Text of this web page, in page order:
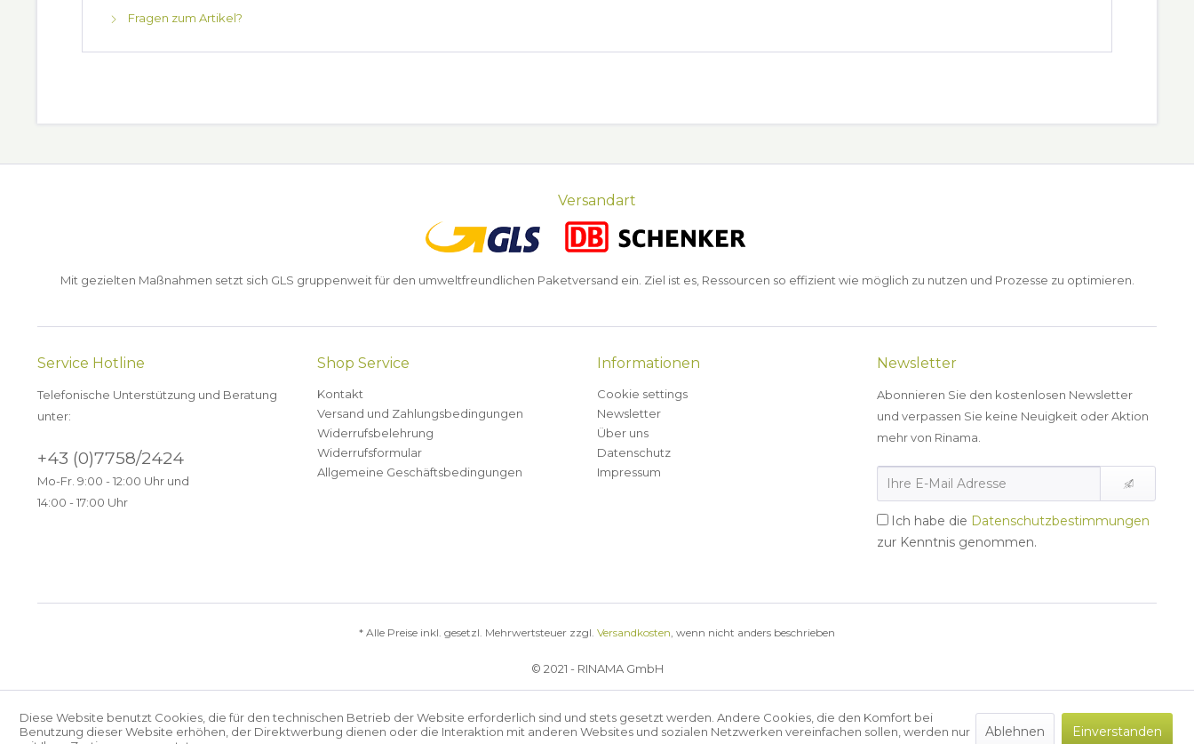
Fragen zum Artikel?
Versandart
Mit gezielten Maßnahmen setzt sich GLS gruppenweit für den umweltfreundlichen Paketversand ein. Ziel ist es, Ressourcen so effizient wie möglich zu nutzen und Prozesse zu optimieren.
Service Hotline
Telefonische Unterstützung und Beratung
unter:
+43 (0)7758/2424
Mo-Fr. 9:00 - 12:00 Uhr und
14:00 - 17:00 Uhr
Shop Service
Kontakt
Versand und Zahlungsbedingungen
Widerrufsbelehrung
Widerrufsformular
Allgemeine Geschäftsbedingungen
Informationen
Cookie settings
Newsletter
Über uns
Datenschutz
Impressum
Newsletter
Abonnieren Sie den kostenlosen Newsletter
und verpassen Sie keine Neuigkeit oder Aktion
mehr von Rinama.
Ich habe die Datenschutzbestimmungen
zur Kenntnis genommen.
* Alle Preise inkl. gesetzl. Mehrwertsteuer zzgl. Versandkosten, wenn nicht anders beschrieben
© 2021 - RINAMA GmbH
Diese Website benutzt Cookies, die für den technischen Betrieb der Website erforderlich sind und stets gesetzt werden. Andere Cookies, die den Komfort bei
Benutzung dieser Website erhöhen, der Direktwerbung dienen oder die Interaktion mit anderen Websites und sozialen Netzwerken vereinfachen sollen, werden nur
Ablehnen Einverstanden